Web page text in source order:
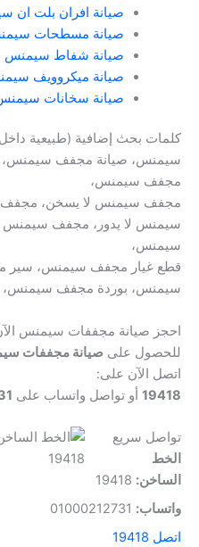
صيانة افران بلت ان
صيانة مسطحات
صيانة شفاط سيمنس
صيانة ميكروويف
صيانة سخانات
كلمات بحث إضافية (طبيعية
سيمنس، صيانة مجفف
مجفف سيمنس،
مجفف سيمنس لا يسخن،
سيمنس لا يدور، مجفف
سيمنس،
قطع غيار مجفف سيمنس،
سيمنس، بوردة مجفف
احجز صيانة مجففات سيمنس
للحصول على صيانة مجففات
اتصل الآن على:
19418 أو تواصل واتساب على
تواصل سريع
الخط
الساخن:
واتساب:
اتصل 19418